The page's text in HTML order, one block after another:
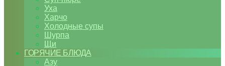
Уха
Харчо
Холодные супы
Шурпа
Щи
ГОРЯЧИЕ БЛЮДА
Азу